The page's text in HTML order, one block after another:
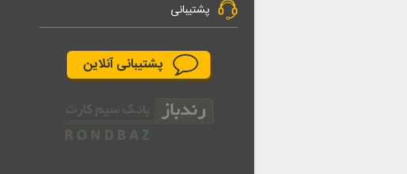
پشتیبانی
پشتیبانی آنلاین